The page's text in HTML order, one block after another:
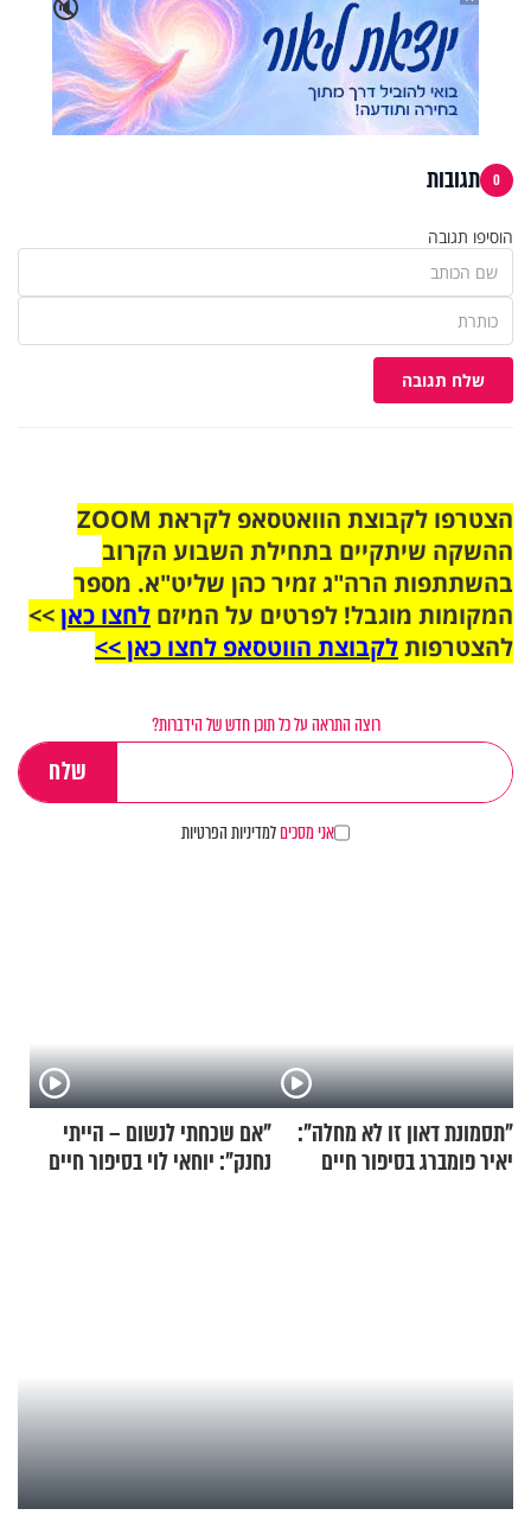
0 תגובות
הוסיפו תגובה
שלח תגובה
הצטרפו לקבוצת הוואטסאפ לקראת ZOOM
ההשקה שיתקיים בתחילת השבוע הקרוב
בהשתתפות הרה"ג זמיר כהן שליט"א. מספר
המקומות מוגבל! לפרטים על המיזם לחצו כאן>>
להצטרפותלקבוצת הווטסאפ לחצו כאן >>
רוצה התראה על כל תוכן חדש של הידברות?
אני מסכיםלמדיניות הפרטיות
"תסמונת דאון זו לא מחלה":
יאיר פומברג בסיפור חיים
"אם שכחתי לנשום – הייתי
נחנק": יוחאי לוי בסיפור חיים